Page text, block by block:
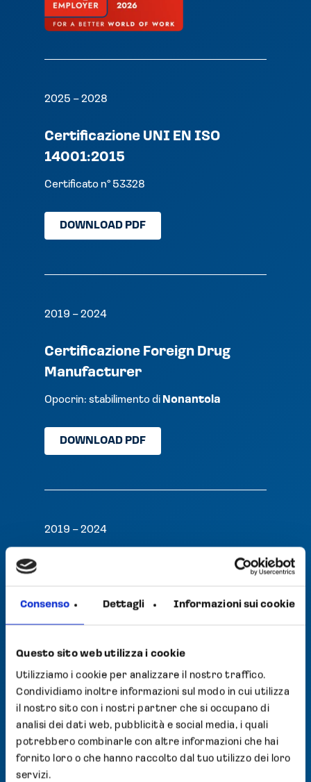
Consenso Dettagli Informazioni sui cookie
Questo sito web utilizza i cookie
Utilizziamo i cookie per analizzare il nostro traffico.
Condividiamo inoltre informazioni sul modo in cui utilizza
il nostro sito con i nostri partner che si occupano di
analisi dei dati web, pubblicità e social media, i quali
potrebbero combinarle con altre informazioni che hai
fornito loro o che hanno raccolto dal tuo utilizzo dei loro
servizi.
2025 – 2028
Certificazione UNI EN ISO
14001:2015
Certificato n° 53328
DOWNLOAD PDF
2019 – 2024
Certificazione Foreign Drug
Manufacturer
Opocrin: stabilimento di Nonantola
DOWNLOAD PDF
2019 – 2024
DOWNLOAD PDF
2024 – 2029